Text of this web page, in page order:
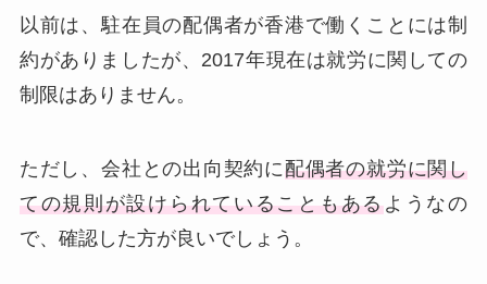
以前は、駐在員の配偶者が香港で働くことには制
約がありましたが、2017年現在は就労に関しての
制限はありません。
ただし、会社との出向契約に配偶者の就労に関し
ての規則が設けられていることもあるようなの
で、確認した方が良いでしょう。